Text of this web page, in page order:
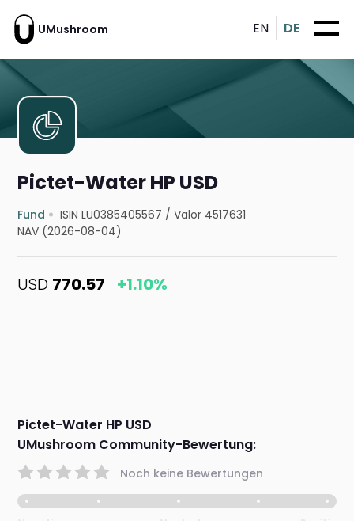
UMushroom EN DE
Pictet-Water HP USD
Fund ISIN LU0385405567 /Valor 4517631
NAV (2026-08-04)
USD 770.57 +1.10%
Pictet-Water HP USD
UMushroom Community-Bewertung:
Noch keine Bewertungen